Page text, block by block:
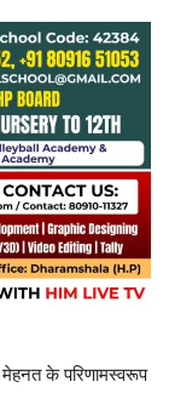
के परिणामस्वरूप